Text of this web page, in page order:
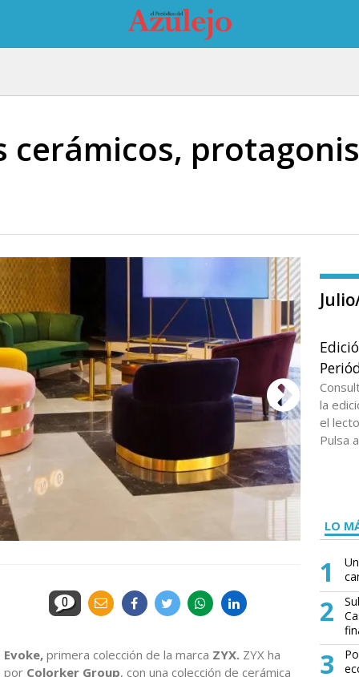
cerámicos,
0
Evoke, primera colección de la marca ZYX. ZYX ha
por Colorker Group, con una colección de cerámica
la
el
Pulsa
LO
1
2
3